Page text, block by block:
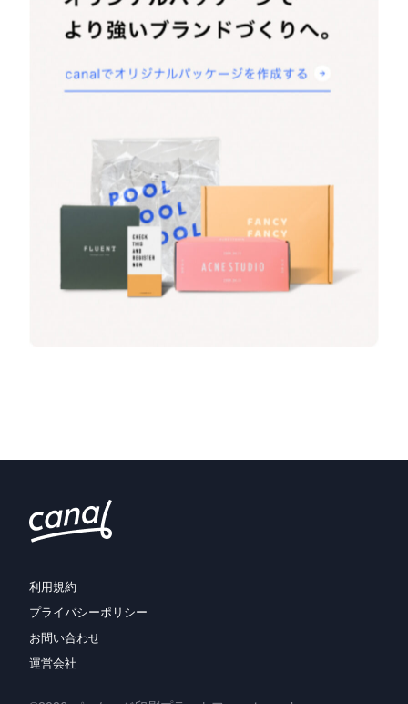
利用規約
プライバシーポリシー
お問い合わせ
運営会社